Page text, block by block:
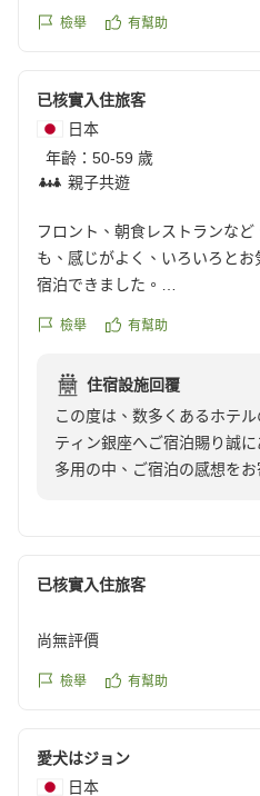
すため、お食事やお買い物
言葉を拝見し大変嬉しく存じ
これからも皆様に快適にお過
指し、サービスクオリティの
再びホテル ザ セレスティン
檢舉 有幫助
已核實入住旅客
日本
年齡： 50-59 歲
親子共遊
フロント、朝食レストランな
も、感じがよく、いろいろと
宿泊できました。
檢舉 有幫助
住宿設施回覆
この度は、数多くあるホテ
ティン銀座へご宿泊賜り誠
多用の中、ご宿泊の感想をお
ります。次回のお帰りをス
宿泊支配人
已核實入住旅客
尚無評價
檢舉 有幫助
愛犬はジョン
日本